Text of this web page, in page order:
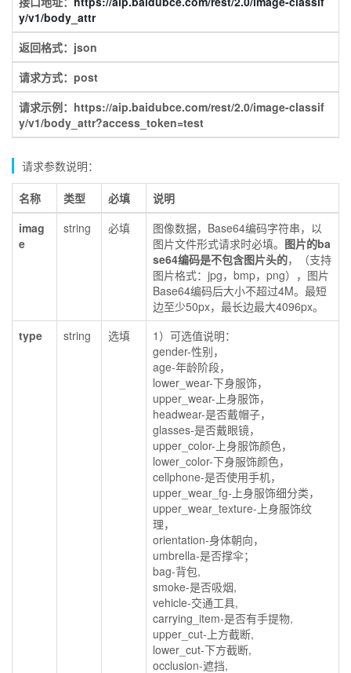
y/v1/body_attr
返回格式：json
请求方式：post
请求示例：https://aip.baidubce.com/rest/2.0/image-classif
y/v1/body_attr?access_token=test
请求参数说明：
名称 类型 必填
说明
imag
e
string 必填
图像数据，Base64编码字符串，以
图片文件形式请求时必填。 图片的ba
se64编码是不包含图片头的，（支持
图片格式：jpg，bmp，png），图片
Base64编码后大小不超过4M。最短
边至少50px，最长边最大4096px。
type
string 选填
1）可选值说明：
gender-性别，
age-年龄阶段，
lower_wear-下身服饰，
upper_wear-上身服饰，
headwear-是否戴帽子，
glasses-是否戴眼镜，
upper_color-上身服饰颜色，
lower_color-下身服饰颜色，
cellphone-是否使用手机，
upper_wear_fg-上身服饰细分类，
upper_wear_texture-上身服饰纹
理，
orientation-身体朝向，
umbrella-是否撑伞；
bag-背包,
smoke-是否吸烟,
vehicle-交通工具,
carrying_item-是否有手提物,
upper_cut-上方截断,
lower_cut-下方截断,
occlusion-遮挡,